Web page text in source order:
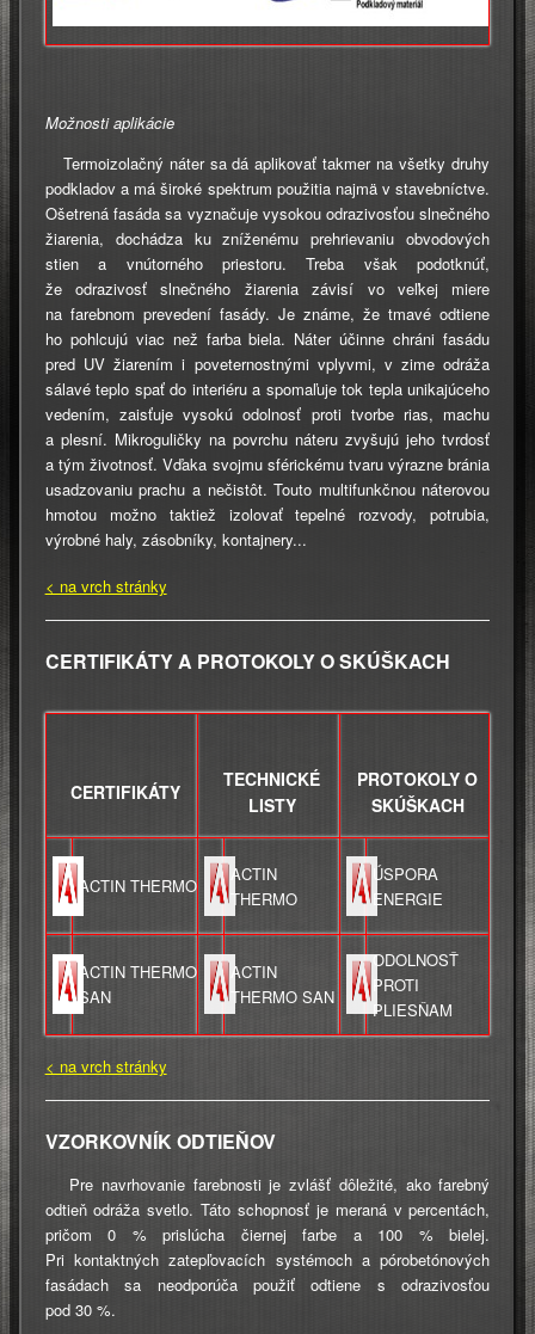
Možnosti aplikácie
Termoizolačný náter sa dá aplikovať takmer na všetky druhy
podkladov a má široké spektrum použitia najmä v stavebníctve.
Ošetrená fasáda sa vyznačuje vysokou odrazivosťou slnečného
žiarenia, dochádza ku zníženému prehrievaniu obvodových
stien a vnútorného priestoru. Treba však podotknúť,
že odrazivosť slnečného žiarenia závisí vo veľkej miere
na farebnom prevedení fasády. Je známe, že tmavé odtiene
ho pohlcujú viac než farba biela. Náter účinne chráni fasádu
pred UV žiarením i poveternostnými vplyvmi, v zime odráža
sálavé teplo spať do interiéru a spomaľuje tok tepla unikajúceho
vedením, zaisťuje vysokú odolnosť proti tvorbe rias, machu
a plesní. Mikroguličky na povrchu náteru zvyšujú jeho tvrdosť
a tým životnosť. Vďaka svojmu sférickému tvaru výrazne bránia
usadzovaniu prachu a nečistôt. Touto multifunkčnou náterovou
hmotou možno taktiež izolovať tepelné rozvody, potrubia,
výrobné haly, zásobníky, kontajnery...
< na vrch stránky
CERTIFIKÁTY A PROTOKOLY O SKÚŠKACH
CERTIFIKÁTY
TECHNICKÉ
LISTY
PROTOKOLY O
SKÚŠKACH
ACTIN THERMO
ACTIN
THERMO
ÚSPORA
ENERGIE
ACTIN THERMO
SAN
ACTIN
THERMO SAN
ODOLNOSŤ
PROTI
PLIESŇAM
< na vrch stránky
VZORKOVNÍK ODTIEŇOV
Pre navrhovanie farebnosti je zvlášť dôležité, ako farebný
odtieň odráža svetlo. Táto schopnosť je meraná v percentách,
pričom 0 % prislúcha čiernej farbe a 100 % bielej.
Pri kontaktných zatepľovacích systémoch a pórobetónových
fasádach sa neodporúča použiť odtiene s odrazivosťou
pod 30 %.